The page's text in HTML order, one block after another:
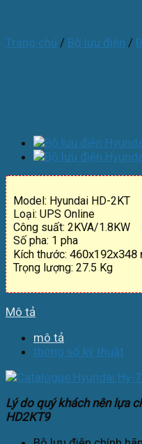
Trang chủ / Bộ lưu điện /
Model: Hyundai HD-2KT
Loại: UPS Online
Công suất: 2KVA/1.8KW
Số pha: 1 pha
Kích thước: 460x192x348
Trọng lượng: 27.5 Kg
Mô tả
mô tả
thông số kỹ thuật
Lý do quý khách nên lựa
HD2KT9